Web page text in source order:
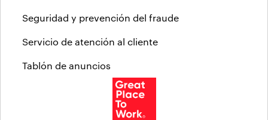
Seguridad y prevención del fraude
Servicio de atención al cliente
Tablón de anuncios